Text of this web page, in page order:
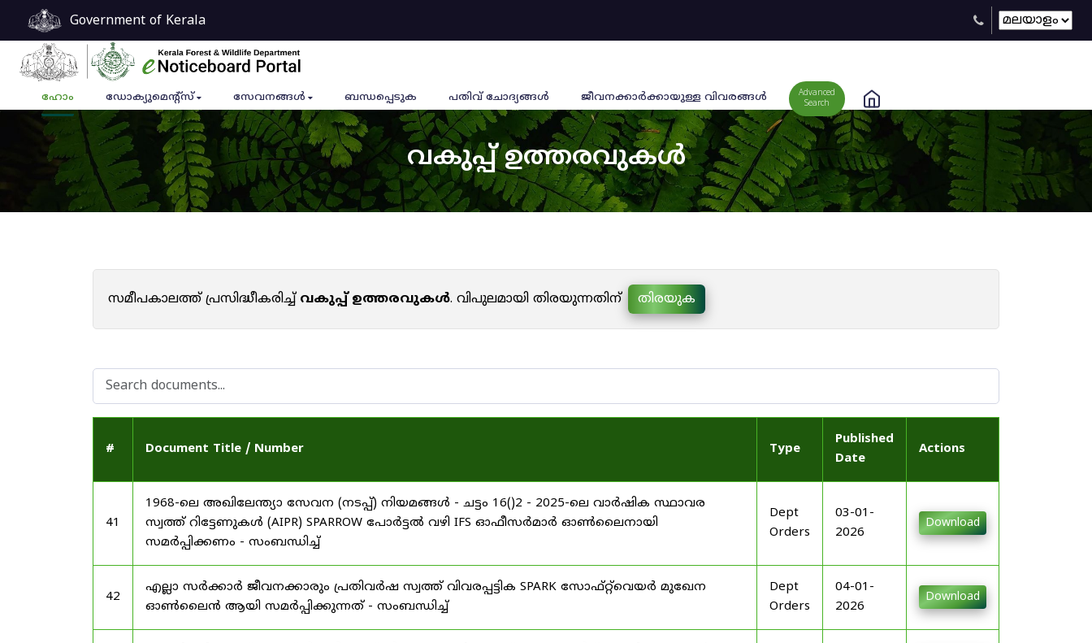
Government of Kerala
ഹോം ഡോക്യുമെൻ്റ്സ് സേവനങ്ങൾ ബന്ധപ്പെടുക പതിവ് ചോദ്യങ്ങൾ ജീവനക്കാര്‍ക്കായുള്ള വിവരങ്ങള്‍
Advanced
Search
വകുപ്പ് ഉത്തരവുകൾ
സമീപകാലത്ത് പ്രസിദ്ധീകരിച്ച്വകുപ്പ് ഉത്തരവുകൾ. വിപുലമായി തിരയുന്നതിന് തിരയുക
# Document Title / Number Type
Published
Date
Actions
41
1968-ലെ അഖിലേന്ത്യാ സേവന (നടപ്പ്) നിയമങ്ങൾ - ചട്ടം 16()2 - 2025-ലെ വാർഷിക സ്ഥാവര
സ്വത്ത് റിട്ടേണുകൾ (AIPR) SPARROW പോർട്ടൽ വഴി IFS ഓഫീസർമാർ ഓൺലൈനായി
സമർപ്പിക്കണം - സംബന്ധിച്ച്
Dept
Orders
03-01-
2026
Download
42
എല്ലാ സർക്കാർ ജീവനക്കാരും പ്രതിവർഷ സ്വത്ത് വിവരപ്പട്ടിക SPARK സോഫ്റ്റ്‌വെയർ മുഖേന
ഓൺലൈൻ ആയി സമർപ്പിക്കുന്നത് - സംബന്ധിച്ച്
Dept
Orders
04-01-
2026
Download